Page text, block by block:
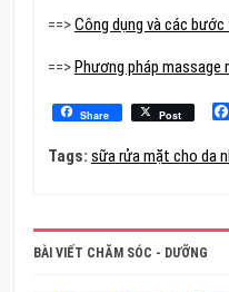
==>Công dụng và các
==>Phương pháp
Share Post
Tags: sữa rửa mặt cho da
BÀI VIẾT CHĂM SÓC - DƯỠNG